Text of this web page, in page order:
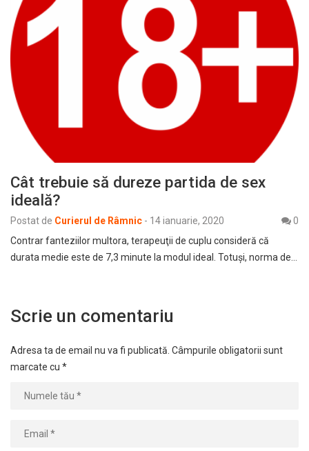
Cât trebuie să dureze partida de sex
ideală?
Postat de Curierul de Râmnic - 14 ianuarie, 2020
0
Contrar fanteziilor multora, terapeuţii de cuplu consideră că
durata medie este de 7,3 minute la modul ideal. Totuşi, norma de…
Scrie un comentariu
Adresa ta de email nu va fi publicată. Câmpurile obligatorii sunt
marcate cu *